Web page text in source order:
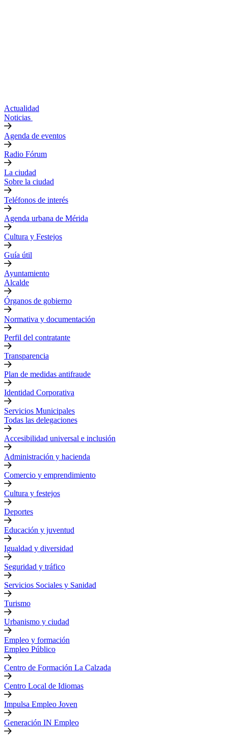
Actualidad
Noticias
Agenda de eventos
Radio Fórum
La ciudad
Sobre la ciudad
Teléfonos de interés
Agenda urbana de Mérida
Cultura y Festejos
Guía útil
Ayuntamiento
Alcalde
Órganos de gobierno
Normativa y documentación
Perfil del contratante
Transparencia
Plan de medidas antifraude
Identidad Corporativa
Servicios Municipales
Todas las delegaciones
Accesibilidad universal e inclusión
Administración y hacienda
Comercio y emprendimiento
Cultura y festejos
Deportes
Educación y juventud
Igualdad y diversidad
Seguridad y tráfico
Servicios Sociales y Sanidad
Turismo
Urbanismo y ciudad
Empleo y formación
Empleo Público
Centro de Formación La Calzada
Centro Local de Idiomas
Impulsa Empleo Joven
Generación IN Empleo